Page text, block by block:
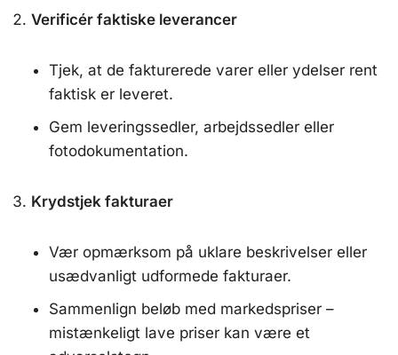
Verificér faktiske leverancer
Tjek, at de fakturerede varer eller ydelser rent
faktisk er leveret.
Gem leveringssedler, arbejdssedler eller
fotodokumentation.
Krydstjek fakturaer
Vær opmærksom på uklare beskrivelser eller
usædvanligt udformede fakturaer.
Sammenlign beløb med markedspriser –
mistænkeligt lave priser kan være et